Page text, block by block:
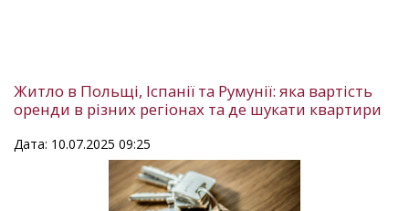
Житло в Польщі, Іспанії та Румунії: яка вартість
оренди в різних регіонах та де шукати квартири
Дата: 10.07.2025 09:25